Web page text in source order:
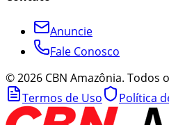
Anuncie
Fale Conosco
©2026 CBN Amazônia. Todos
Termos de Uso
Política